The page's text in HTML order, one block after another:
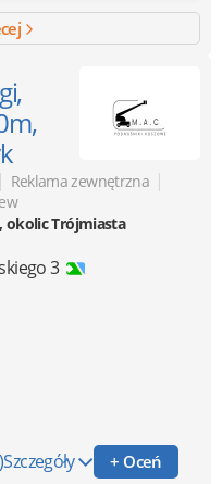
| Reklama zewnętrzna |
okolic Trójmiasta
3
Szczegóły + Oceń